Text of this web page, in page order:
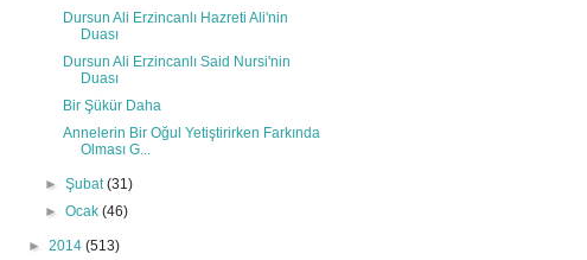
Dursun Ali Erzincanlı Hazreti Ali'nin
Duası
Dursun Ali Erzincanlı Said Nursi'nin
Duası
Bir Şükür Daha
Annelerin Bir Oğul Yetiştirirken Farkında
Olması G...
►Şubat(31)
►Ocak(46)
► 2014 (513)